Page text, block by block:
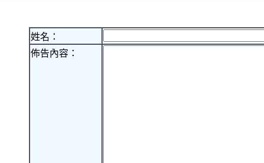
姓名：
佈告內容：